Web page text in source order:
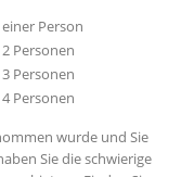
Person
Personen
Personen
Personen
wurde und Sie
Sie die schwierige